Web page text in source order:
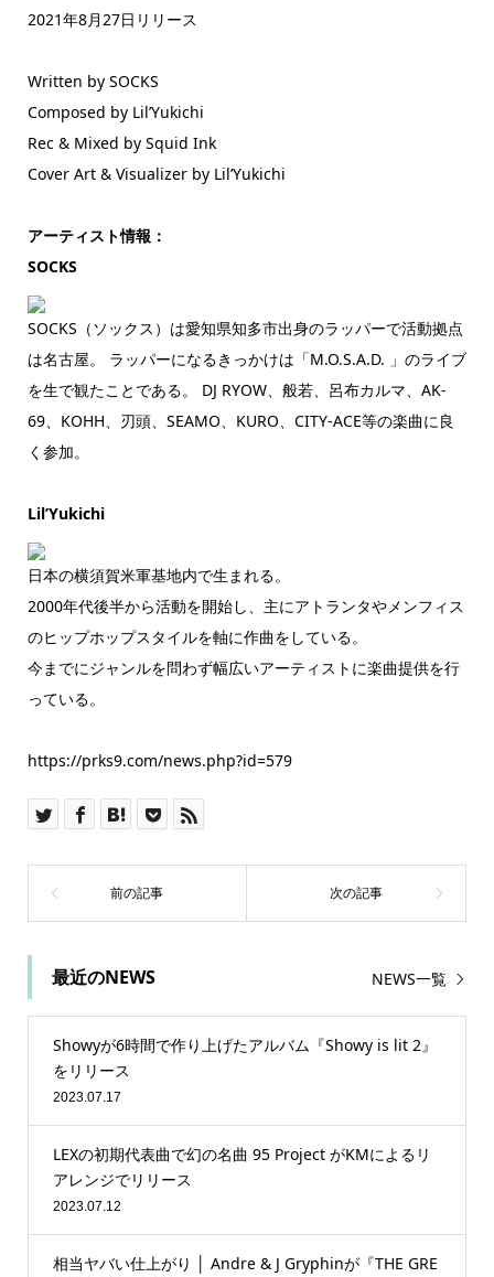
2021年8月27日リリース
Written by SOCKS
Composed by Lil’Yukichi
Rec & Mixed by Squid Ink
Cover Art & Visualizer by Lil’Yukichi
アーティスト情報：
SOCKS
SOCKS（ソックス）は愛知県知多市出身のラッパーで活動拠点
は名古屋。 ラッパーになるきっかけは「M.O.S.A.D. 」のライブ
を生で観たことである。 DJ RYOW、般若、呂布カルマ、AK-
69、KOHH、刃頭、SEAMO、KURO、CITY-ACE等の楽曲に良
く参加。
Lil’Yukichi
日本の横須賀米軍基地内で生まれる。
2000年代後半から活動を開始し、主にアトランタやメンフィス
のヒップホップスタイルを軸に作曲をしている。
今までにジャンルを問わず幅広いアーティストに楽曲提供を行
っている。
https://prks9.com/news.php?id=579
最近のNEWS NEWS一覧
Showyが6時間で作り上げたアルバム『Showy is lit 2』
をリリース
2023.07.17
LEXの初期代表曲で幻の名曲 95 Project がKMによるリ
アレンジでリリース
2023.07.12
相当ヤバい仕上がり │ Andre & J Gryphinが『THE GRE